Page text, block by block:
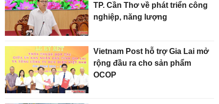
TP. Cần Thơ về phát triển công
nghiệp, năng lượng
Vietnam Post hỗ trợ Gia Lai mở
rộng đầu ra cho sản phẩm
OCOP